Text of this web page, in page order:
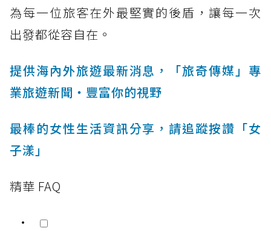
為每一位旅客在外最堅實的後盾，讓每一次
出發都從容自在。
提供海內外旅遊最新消息，「旅奇傳媒」專
業旅遊新聞‧豐富你的視野
最棒的女性生活資訊分享，請追蹤按讚「女
子漾」
精華 FAQ